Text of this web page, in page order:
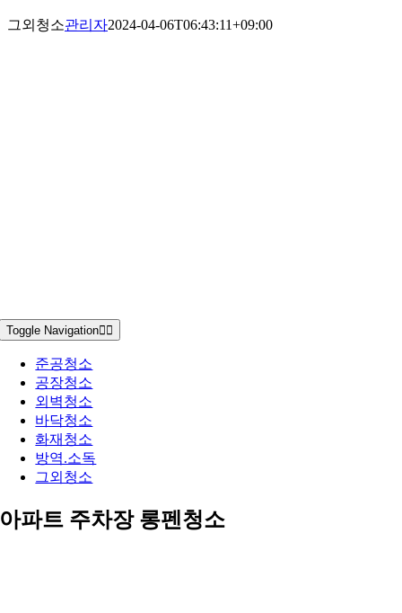
그외청소관리자2024-04-06T06:43:11+09:00
Toggle Navigation
준공청소
공장청소
외벽청소
바닥청소
화재청소
방역.소독
그외청소
아파트 주차장 롱펜청소